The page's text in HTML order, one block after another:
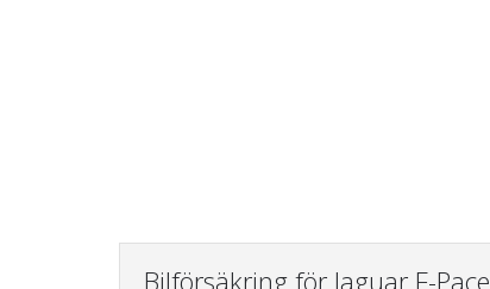
Bilförsäkring för Jaguar F-Pace